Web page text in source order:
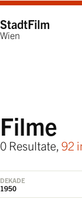
StadtFilm
Wien
Filme
0 Resultate, 92
DEKADE
1950